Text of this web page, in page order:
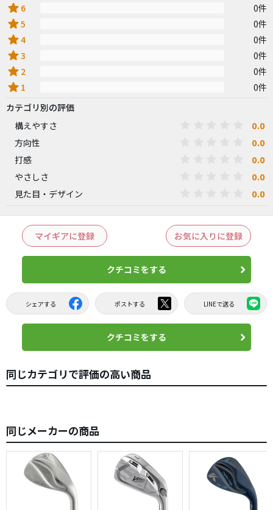
star 6 0件
star5 0件
star4 0件
star3 0件
star 2 0件
star 1
0件
カテゴリ別の評価
構えやすさ
0.0
方向性 0.0
打感 0.0
やさしさ 0.0
見た目・デザイン 0.0
マイギアに登録 お気に入りに登録
クチコミをする
シェアする ポストする LINEで送る
クチコミをする
同じカテゴリで評価の高い商品
同じメーカーの商品